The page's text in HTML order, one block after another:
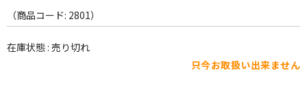
WORLD
その他
（商品コード: 2801）
在庫状態 : 売り切れ
只今お取扱い出来ません